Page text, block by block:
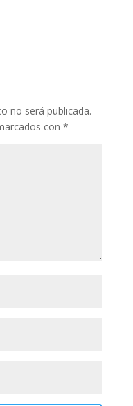
no será publicada.
con *